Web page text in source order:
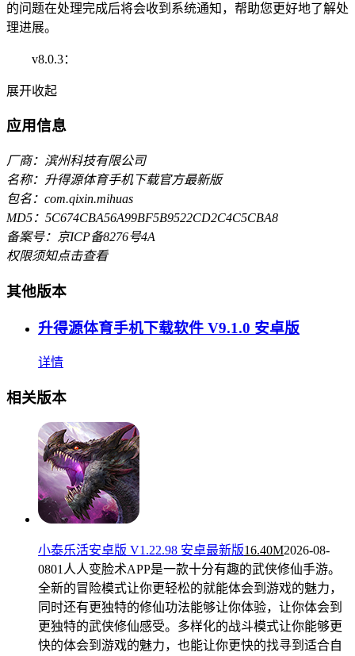
的问题在处理完成后将会收到系统通知，帮助您更好地了解处
理进展。
v8.0.3：
展开收起
应用信息
厂商：滨州科技有限公司
名称：升得源体育手机下载官方最新版
包名：com.qixin.mihuas
MD5：5C674CBA56A99BF5B9522CD2C4C5CBA8
备案号：京ICP备8276号4A
权限须知点击查看
其他版本
升得源体育手机下载软件 V9.1.0 安卓版
详情
相关版本
小泰乐活安卓版 V1.22.98 安卓最新版16.40M2026-08-
0801人人变脸术APP是一款十分有趣的武侠修仙手游。
全新的冒险模式让你更轻松的就能体会到游戏的魅力，
同时还有更独特的修仙功法能够让你体验，让你体会到
更独特的武侠修仙感受。多样化的战斗模式让你能够更
快的体会到游戏的魅力，也能让你更快的找寻到适合自